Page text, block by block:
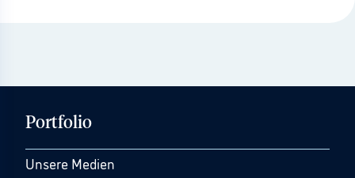
Portfolio
Unsere Medien